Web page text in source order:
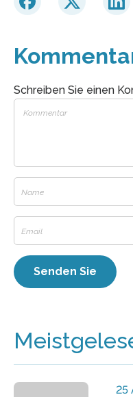
Schreiben Sie einen
25